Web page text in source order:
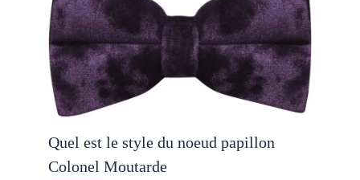
Quel est le style du noeud papillon
Colonel Moutarde